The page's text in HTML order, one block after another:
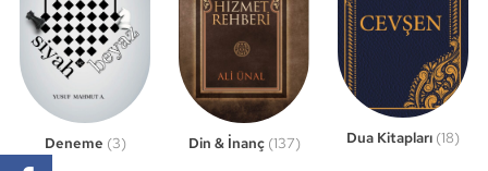
Deneme (3) Din & İnanç (137) Dua Kitapları (18)